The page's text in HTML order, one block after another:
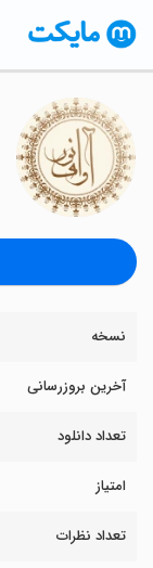
نسخه
آخرین بروزرسانی
تعداد دانلود
امتیاز
تعداد نظرات